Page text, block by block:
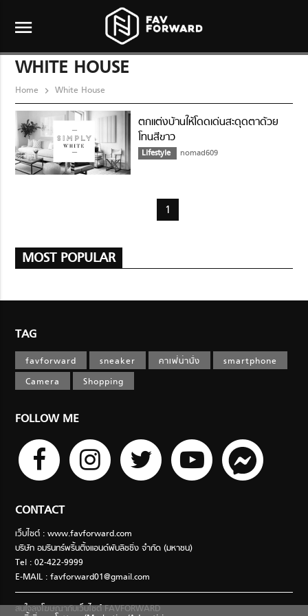
menu
WHITE HOUSE
Home White House
ตกแต่งบ้านให้โดดเด่นสะดุดตาด้วย
โทนสีขาว
Lifestyle nomad609
1
MOST POPULAR
TAG
favforward sneaker คาเฟ่น่านั่ง
smartphone
Camera
Shopping
FOLLOW ME
CONTACT
เว็บไซต์ : www.favforward.com
บริษัท อมรินทร์พริ้นติ้งแอนด์พับลิชชิ่ง จำกัด (มหาชน)
Tel : 02-422-9999
E-MAIL :favforward01@gmail.com
สนใจลงโฆษณากับเว็บไซต์ FAVFORWARD